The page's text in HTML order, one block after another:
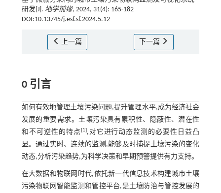
研发[J]. 地学前缘, 2024, 31(4): 165-182
DOI:10.13745/j.esf.sf.2024.5.12
上一篇 下一篇
0 引言
如何有效地管理土壤污染问题,提升管理水平,成为经济社会
发展的重要需求。土壤污染具有累积性、隐蔽性、潜在性
和不可逆性的特点 [1],对它进行动态监测的必要性日益凸
显。通过实时、连续的监测,能够及时捕捉土壤污染的变化
动态,分析污染趋势,为科学决策和早期预警提供有力支持。
在大数据和物联网时代,依托新一代信息技术构建城市土壤
污染物联网智能监测和管控平台,是土壤防治与管控发展的